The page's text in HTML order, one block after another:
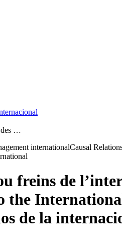
des …
internationalCausal
freins de
the
de la